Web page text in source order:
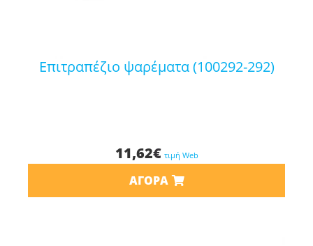
επιτραπέζιο ψαρέματα (100292-292)
11,62€ τιμή Web
ΑΓΟΡΆ